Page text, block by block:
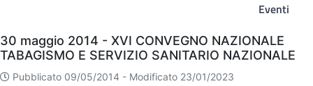
Eventi
Eventi
30 maggio 2014 - XVI CONVEGNO NAZIONALE
TABAGISMO E SERVIZIO SANITARIO NAZIONALE
Pubblicato 09/05/2014 - Modificato 23/01/2023